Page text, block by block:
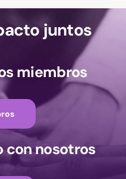
juntos
miembros
con nosotros